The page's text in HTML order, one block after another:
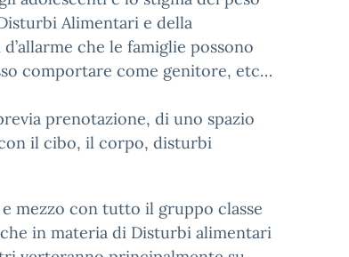
Alimentari e della
che le famiglie possono
comportare come genitore, etc…
prenotazione, di uno spazio
il cibo, il corpo, disturbi
mezzo con tutto il gruppo classe
in materia di Disturbi alimentari